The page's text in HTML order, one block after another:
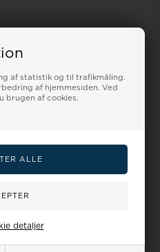
af statistik og til trafikmåling.
af hjemmesiden. Ved
brugen af cookies.
detaljer